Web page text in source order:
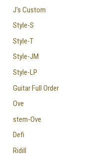
J's Custom
Style-S
Style-T
Style-JM
Style-LP
Guitar Full Order
Ove
stem-Ove
Defi
Ridill